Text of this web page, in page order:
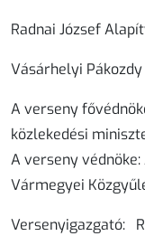
Radnai József
Vásárhelyi
A verseny
közlekedési
A verseny védnöke:
Vármegyei
Versenyigazgató: